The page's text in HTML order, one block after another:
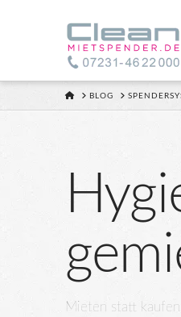
HOMEBLOG
Mieten statt